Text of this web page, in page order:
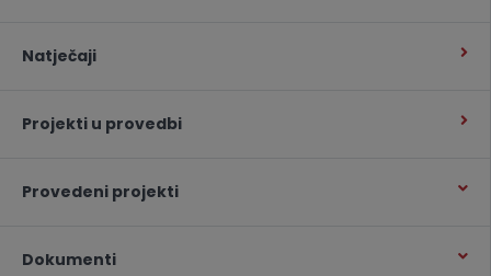
Natječaji
Projekti u provedbi
Provedeni projekti
Dokumenti